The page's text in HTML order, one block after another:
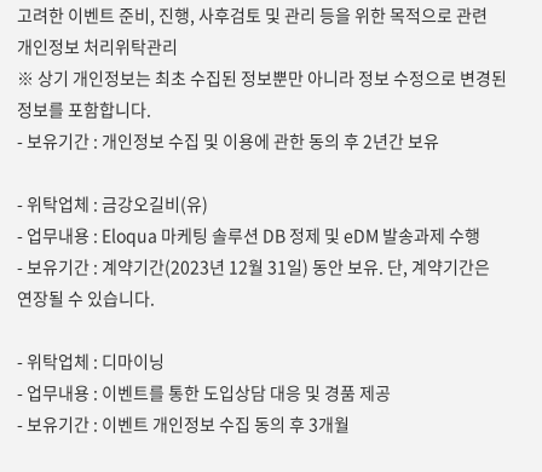
고려한 이벤트 준비, 진행, 사후검토 및 관리 등을 위한 목적으로 관련
개인정보 처리위탁관리
※ 상기 개인정보는 최초 수집된 정보뿐만 아니라 정보 수정으로 변경된
정보를 포함합니다.
- 보유기간 : 개인정보 수집 및 이용에 관한 동의 후 2년간 보유
- 위탁업체 : 금강오길비(유)
- 업무내용 : Eloqua 마케팅 솔루션 DB 정제 및 eDM 발송과제 수행
- 보유기간 : 계약기간(2023년 12월 31일) 동안 보유. 단, 계약기간은
연장될 수 있습니다.
- 위탁업체 : 디마이닝
- 업무내용 : 이벤트를 통한 도입상담 대응 및 경품 제공
- 보유기간 : 이벤트 개인정보 수집 동의 후 3개월